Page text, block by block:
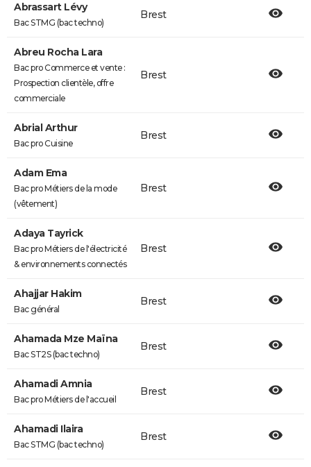
Abrassart Lévy
Bac STMG (bac techno)
Brest
Abreu Rocha Lara
Bac pro Commerce et vente :
Prospection clientèle, offre
commerciale
Brest
Abrial Arthur
Bac pro Cuisine
Brest
Adam Ema
Bac pro Métiers de la mode
(vêtement)
Brest
Adaya Tayrick
Bac pro Métiers de l'électricité
& environnements connectés
Brest
Ahajjar Hakim
Bac général
Brest
Ahamada Mze Maïna
Bac ST2S (bac techno)
Brest
Ahamadi Amnia
Bac pro Métiers de l'accueil
Brest
Ahamadi Ilaira
Bac STMG (bac techno)
Brest